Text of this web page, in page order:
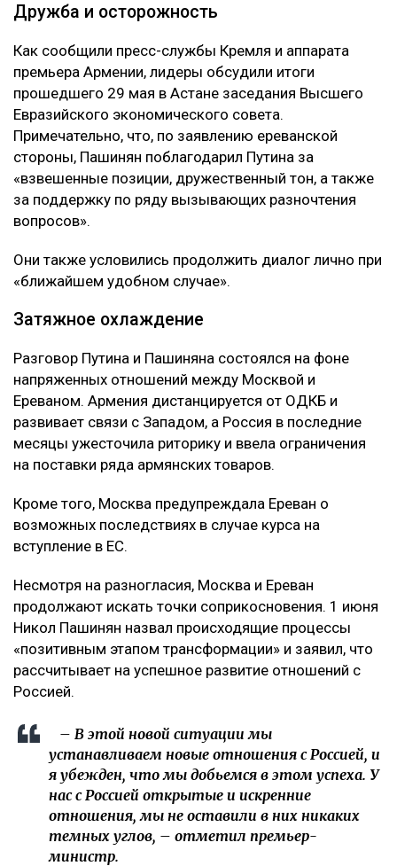
Дружба и осторожность
Как сообщили пресс-службы Кремля и аппарата
премьера Армении, лидеры обсудили итоги
прошедшего 29 мая в Астане заседания Высшего
Евразийского экономического совета.
Примечательно, что, по заявлению ереванской
стороны, Пашинян поблагодарил Путина за
«взвешенные позиции, дружественный тон, а также
за поддержку по ряду вызывающих разночтения
вопросов».
Они также условились продолжить диалог лично при
«ближайшем удобном случае».
Затяжное охлаждение
Разговор Путина и Пашиняна состоялся на фоне
напряженных отношений между Москвой и
Ереваном. Армения дистанцируется от ОДКБ и
развивает связи с Западом, а Россия в последние
месяцы ужесточила риторику и ввела ограничения
на поставки ряда армянских товаров.
Кроме того, Москва предупреждала Ереван о
возможных последствиях в случае курса на
вступление в ЕС.
Несмотря на разногласия, Москва и Ереван
продолжают искать точки соприкосновения. 1 июня
Никол Пашинян назвал происходящие процессы
«позитивным этапом трансформации» и заявил, что
рассчитывает на успешное развитие отношений с
Россией.
– В этой новой ситуации мы
устанавливаем новые отношения с Россией, и
я убежден, что мы добьемся в этом успеха. У
нас с Россией открытые и искренние
отношения, мы не оставили в них никаких
темных углов, – отметил премьер-
министр.